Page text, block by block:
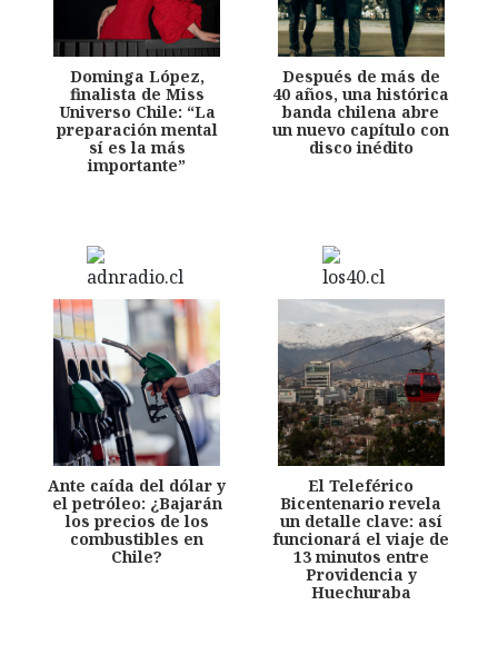
Dominga López,
finalista de Miss
Universo Chile: “La
preparación mental
sí es la más
importante”
Después de más de
40 años, una histórica
banda chilena abre
un nuevo capítulo con
disco inédito
Ante caída del dólar y
el petróleo: ¿Bajarán
los precios de los
combustibles en
Chile?
El Teleférico
Bicentenario revela
un detalle clave: así
funcionará el viaje de
13 minutos entre
Providencia y
Huechuraba